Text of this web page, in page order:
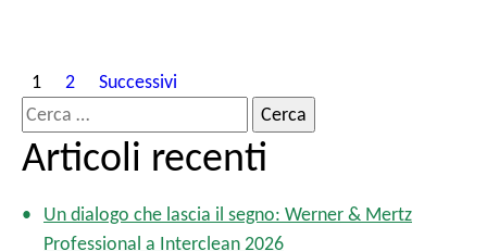
P
a
g
i
a
1 2
Successivi
R
i
c
Articoli recenti
Un dialogo che lascia il segno: Werner & Mertz
Professional a Interclean 2026